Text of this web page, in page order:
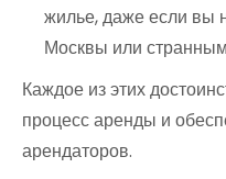
жилье, даже если вы
Москвы или
Каждое из этих
процесс аренды и
арендаторов.